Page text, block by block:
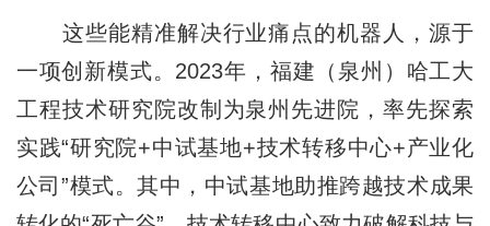
这些能精准解决行业痛点的机器人，源于
一项创新模式。2023年，福建（泉州）哈工大
工程技术研究院改制为泉州先进院，率先探索
实践“研究院+中试基地+技术转移中心+产业化
公司”模式。其中，中试基地助推跨越技术成果